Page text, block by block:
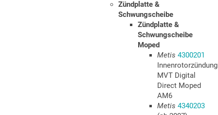
Zündplatte &
Schwungscheibe
Zündplatte &
Schwungscheibe
Moped
Metis 4300201
Innenrotorzündung
MVT Digital
Direct Moped
AM6
Metis 4340203